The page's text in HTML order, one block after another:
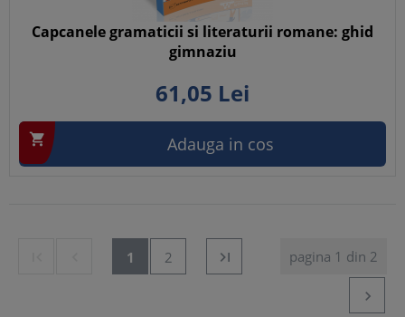
Capcanele gramaticii si literaturii romane: ghid
gimnaziu
61,05 Lei
 Adauga in cos
1 2 pagina 1 din 2

